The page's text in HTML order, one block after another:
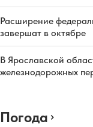
Расширение
завершат в октябре
В Ярославской
железнодорожных
Погода